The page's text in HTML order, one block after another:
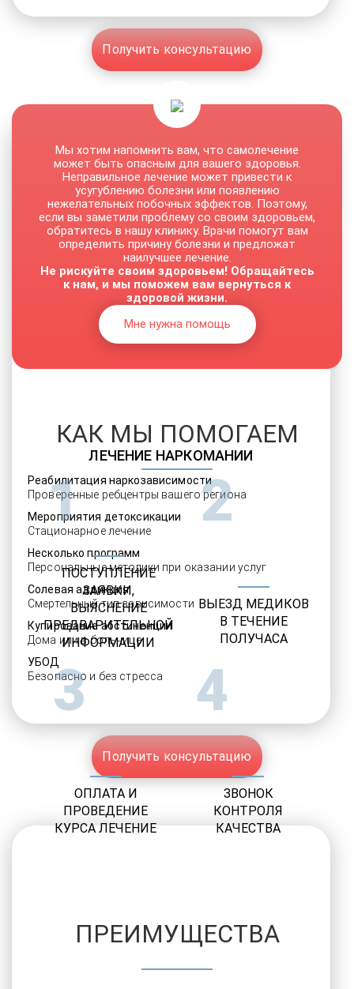
Получить консультацию
ЛЕЧЕНИЕ НАРКОМАНИИ
Реабилитация наркозависимости
Проверенные ребцентры вашего региона
Мероприятия детоксикации
Стационарное лечение
Несколько программ
Персональные методики при оказании услуг
Солевая аддикция
Смертельный тип зависимости
Купирование абстиненции
Дома или в больнице
УБОД
Безопасно и без стресса
Получить консультацию
Мы хотим напомнить вам, что самолечение
может быть опасным для вашего здоровья.
Неправильное лечение может привести к
усугублению болезни или появлению
нежелательных побочных эффектов. Поэтому,
если вы заметили проблему со своим здоровьем,
обратитесь в нашу клинику. Врачи помогут вам
определить причину болезни и предложат
наилучшее лечение.
Не рискуйте своим здоровьем! Обращайтесь
к нам, и мы поможем вам вернуться к
здоровой жизни.
Мне нужна помощь
КАК МЫ ПОМОГАЕМ
1
ПОСТУПЛЕНИЕ
ЗАЯВКИ,
ВЫЯСНЕНИЕ
ПРЕДВАРИТЕЛЬНОЙ
ИНФОРМАЦИИ
2
ВЫЕЗД МЕДИКОВ
В ТЕЧЕНИЕ
ПОЛУЧАСА
3
ОПЛАТА И
ПРОВЕДЕНИЕ
КУРСА ЛЕЧЕНИЕ
4
ЗВОНОК
КОНТРОЛЯ
КАЧЕСТВА
ПРЕИМУЩЕСТВА